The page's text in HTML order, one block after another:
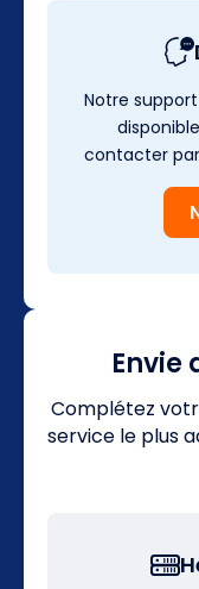
Notre
contacter
Envie
Complétez
service le plus